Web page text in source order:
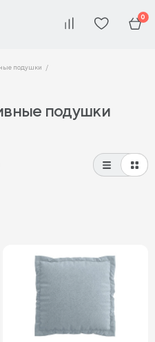
0
подушки
подушки